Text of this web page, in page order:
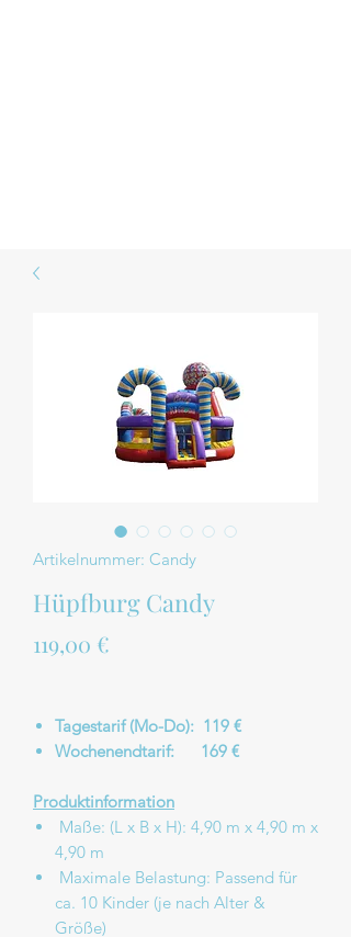
Artikelnummer: Candy
Hüpfburg Candy
119,00 €
Tagestarif (Mo-Do): 119 €
Wochenendtarif: 169 €
Produktinformation
Maße: (L x B x H): 4,90 m x 4,90 m x
4,90 m
Maximale Belastung: Passend für
ca. 10 Kinder (je nach Alter &
Größe)